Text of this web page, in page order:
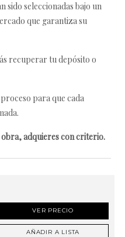
sido seleccionadas bajo un
que garantiza su
recuperar tu depósito o
para que cada
obra, adquieres con criterio.
VER PRECIO
AÑADIR A LISTA